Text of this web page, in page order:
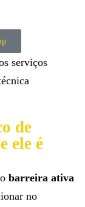
serviços
de
ele é
barreira ativa
no